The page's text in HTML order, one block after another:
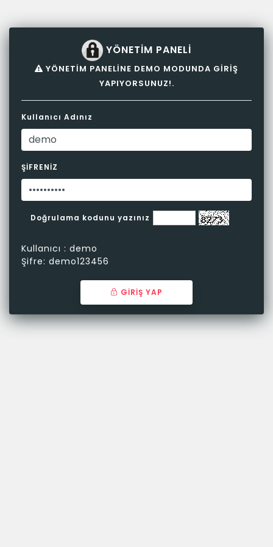
YÖNETİM PANELİ
YÖNETİM PANELİNE DEMO MODUNDA GİRİŞ
YAPIYORSUNUZ!.
Kullanıcı Adınız
ŞİFRENİZ
Doğrulama kodunu yazınız
Kullanıcı : demo
Şifre: demo123456
GİRİŞ YAP